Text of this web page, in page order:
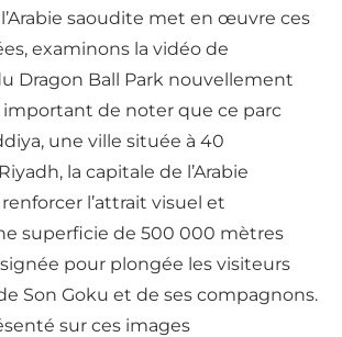
saoudite met en œuvre ces
examinons la vidéo de
Dragon Ball Park nouvellement
important de noter que ce parc
une ville située à 40
la capitale de l’Arabie
l’attrait visuel et
superficie de 500 000 mètres
pour plongée les visiteurs
Son Goku et de ses compagnons.
sur ces images